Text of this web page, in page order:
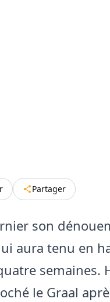
Partager
son
aura tenu en
semaines.
le Graal